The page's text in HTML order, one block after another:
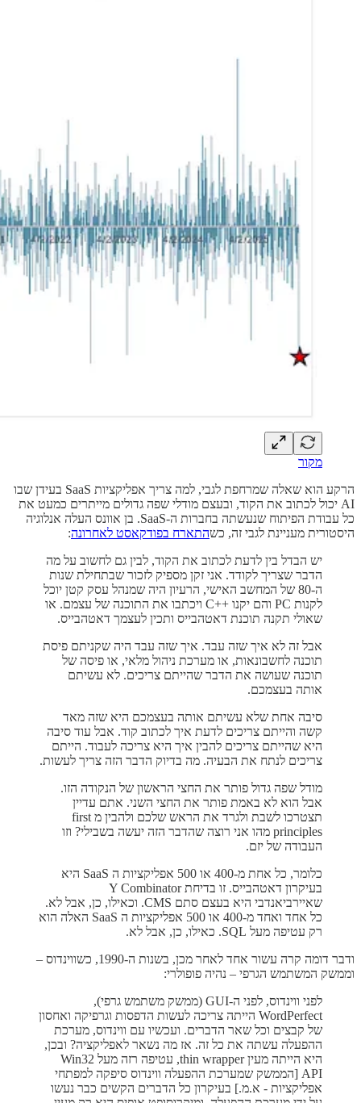
מקור
הרקע הוא שאלה שמרחפת לגבי, למה צריך אפליקציות SaaS בעידן שבו
AI יכול לכתוב את הקוד, ובעצם מודלי שפה גדולים מייתרים כמעט את
כל עבודת הפיתוח שנעשתה בחברות ה-SaaS. בן אוונס העלה אנלוגיה
היסטורית מעניינת לגבי זה, כשהתארח בפודקאסט לאחרונה:
יש הבדל בין לדעת לכתוב את הקוד, לבין גם לחשוב על מה
הדבר שצריך לקודד. אני זקן מספיק לזכור שבתחילת שנות
ה-80 של המחשב האישי, הרעיון היה שמנהל עסק קטן יוכל
לקנות PC והם יקנו ++C ויכתבו את התוכנה של עצמם. או
שאולי תקנה תוכנת דאטהבייס ותכין לעצמך דאטהבייס.
אבל זה לא איך שזה עבד. איך שזה עבד היה שקניתם פיסת
תוכנה לחשבונאות, או מערכת ניהול מלאי, או פיסה של
תוכנה שעושה את הדבר שהייתם צריכים. לא עשיתם
אותה בעצמכם.
סיבה אחת שלא עשיתם אותה בעצמכם היא שזה מאד
קשה והייתם צריכים לדעת איך לכתוב קוד. אבל עוד סיבה
היא שהייתם צריכים להבין איך היא צריכה לעבוד. הייתם
צריכים לנתח את הבעיה. מה בדיוק הדבר הזה צריך לעשות.
מודל שפה גדול פותר את החצי הראשון של הנקודה הזו.
אבל הוא לא באמת פותר את החצי השני. אתם עדיין
תצטרכו לשבת ולגרד את הראש שלכם ולהבין מ first
principles מהו אני רוצה שהדבר הזה יעשה בשבילי? וזו
העבודה של יזם.
כלומר, כל אחת מ-400 או 500 אפליקציות ה SaaS היא
בעיקרון דאטהבייס. זו בדיחת Y Combinator
שאיירביאנדבי היא בעצם סתם CMS. וכאילו, כן, אבל לא.
כל אחד ואחד מ-400 או 500 אפליקציות ה SaaS האלה הוא
רק עטיפה מעל SQL. כאילו, כן, אבל לא.
ודבר דומה קרה עשור אחד לאחר מכן, בשנות ה-1990, כשווינדוס –
וממשק המשתמש הגרפי – נהיה פופולרי:
לפני ווינדוס, לפני ה-GUI (ממשק משתמש גרפי),
WordPerfect הייתה צריכה לעשות הדפסות וגרפיקה ואחסון
של קבצים וכל שאר הדברים. ועכשיו עם ווינדוס, מערכת
ההפעלה עשתה את כל זה. אז מה נשאר לאפליקציה? ובכן,
היא הייתה מעין thin wrapper, עטיפה רזה מעל Win32
API [הממשק שמערכת ההפעלה ווינדוס סיפקה למפתחי
אפליקציות - א.מ.] בעיקרון כל הדברים הקשים כבר נעשו